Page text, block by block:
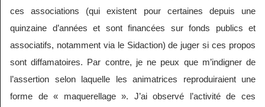
ces associations (qui existent pour certaines depuis une
quinzaine d’années et sont financées sur fonds publics et
associatifs, notamment via le Sidaction) de juger si ces propos
sont diffamatoires. Par contre, je ne peux que m’indigner de
l’assertion selon laquelle les animatrices reproduiraient une
forme de « maquerellage ». J’ai observé l’activité de ces